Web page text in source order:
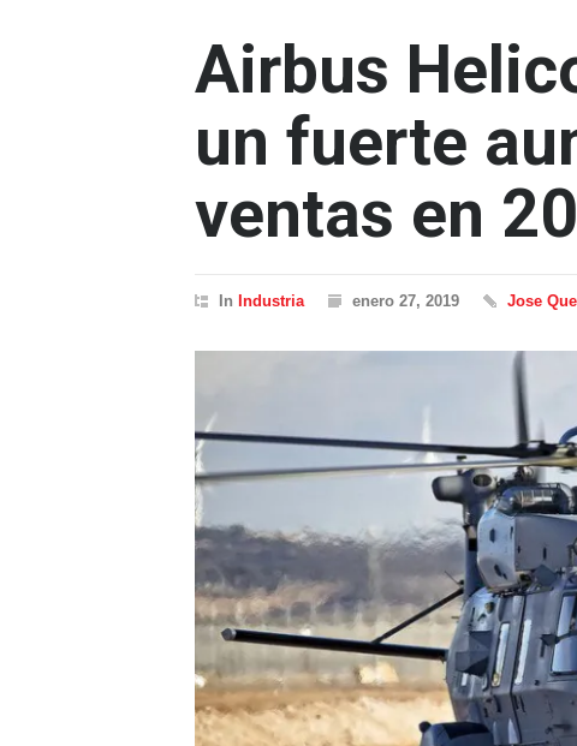
Airbus
un fuerte
ventas en
In Industria enero 27, 2019 Jose